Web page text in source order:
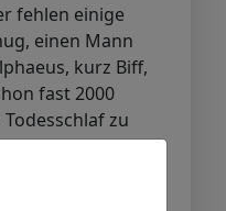
fehlen einige
einen Mann
kurz Biff,
fast 2000
zu
wachsamen
soll Biff alls
von